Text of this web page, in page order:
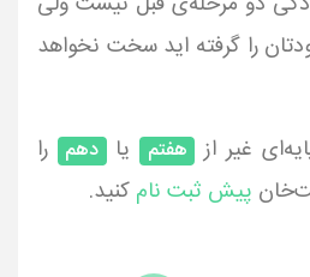
را گرفته اید سخت نخواهد
غیر از هفتم یا دهم را
پیش ثبت نام کنید.